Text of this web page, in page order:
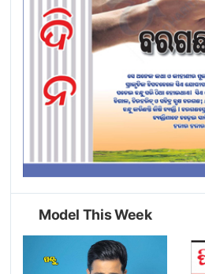
Model This Week